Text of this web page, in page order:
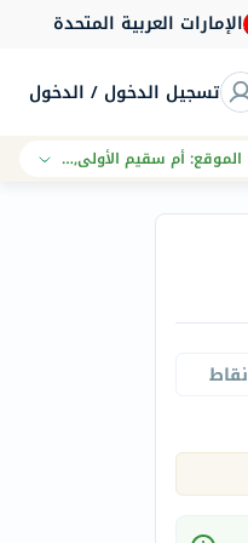
الإمارات العربية المتحدة
تسجيل الدخول / الدخول
الموقع:أم سقيم الأولى, دبي
نقاط